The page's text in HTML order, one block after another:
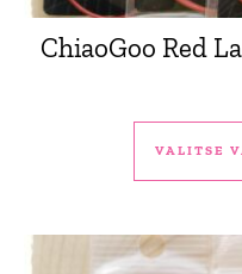
ChiaoGoo Red
VALITSE